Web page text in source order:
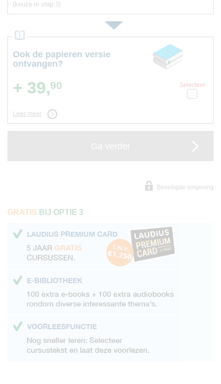
(keuze in stap 3)
Ook de papieren versie
ontvangen?
Selecteer
+ 39,90
Lees meer
Beveiligde omgeving
GRATIS BIJ OPTIE 3